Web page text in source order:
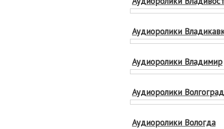
Аудиоролики
Аудиоролики Владимир
Аудиоролики Волгоград
Аудиоролики Вологда